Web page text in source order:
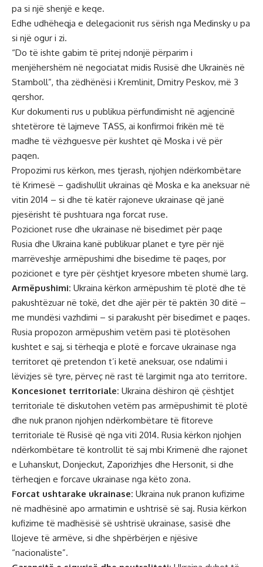
pa si një shenjë e keqe.
Edhe udhëheqja e delegacionit rus sërish nga Medinsky u pa
si një ogur i zi.
“Do të ishte gabim të pritej ndonjë përparim i
menjëhershëm në negociatat midis Rusisë dhe Ukrainës në
Stamboll”, tha zëdhënësi i Kremlinit, Dmitry Peskov, më 3
qershor.
Kur dokumenti rus u publikua përfundimisht në agjencinë
shtetërore të lajmeve TASS, ai konfirmoi frikën më të
madhe të vëzhguesve për kushtet që Moska i vë për
paqen.
Propozimi rus kërkon, mes tjerash, njohjen ndërkombëtare
të Krimesë – gadishullit ukrainas që Moska e ka aneksuar në
vitin 2014 – si dhe të katër rajoneve ukrainase që janë
pjesërisht të pushtuara nga forcat ruse.
Pozicionet ruse dhe ukrainase në bisedimet për paqe
Rusia dhe Ukraina kanë publikuar planet e tyre për një
marrëveshje armëpushimi dhe bisedime të paqes, por
pozicionet e tyre për çështjet kryesore mbeten shumë larg.
Armëpushimi: Ukraina kërkon armëpushim të plotë dhe të
pakushtëzuar në tokë, det dhe ajër për të paktën 30 ditë –
me mundësi vazhdimi – si parakusht për bisedimet e paqes.
Rusia propozon armëpushim vetëm pasi të plotësohen
kushtet e saj, si tërheqja e plotë e forcave ukrainase nga
territoret që pretendon t’i ketë aneksuar, ose ndalimi i
lëvizjes së tyre, përveç në rast të largimit nga ato territore.
Koncesionet territoriale: Ukraina dëshiron që çështjet
territoriale të diskutohen vetëm pas armëpushimit të plotë
dhe nuk pranon njohjen ndërkombëtare të fitoreve
territoriale të Rusisë që nga viti 2014. Rusia kërkon njohjen
ndërkombëtare të kontrollit të saj mbi Krimenë dhe rajonet
e Luhanskut, Donjeckut, Zaporizhjes dhe Hersonit, si dhe
tërheqjen e forcave ukrainase nga këto zona.
Forcat ushtarake ukrainase: Ukraina nuk pranon kufizime
në madhësinë apo armatimin e ushtrisë së saj. Rusia kërkon
kufizime të madhësisë së ushtrisë ukrainase, sasisë dhe
llojeve të armëve, si dhe shpërbërjen e njësive
“nacionaliste”.